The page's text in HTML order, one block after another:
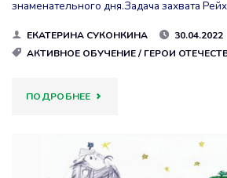
знаменательного дня.Задача захвата
ЕКАТЕРИНА СУКОНКИНА
30.04.2022
АКТИВНОЕ ОБУЧЕНИЕ/ ГЕРОИ
ПОДРОБНЕЕ"ЗНАМЯ